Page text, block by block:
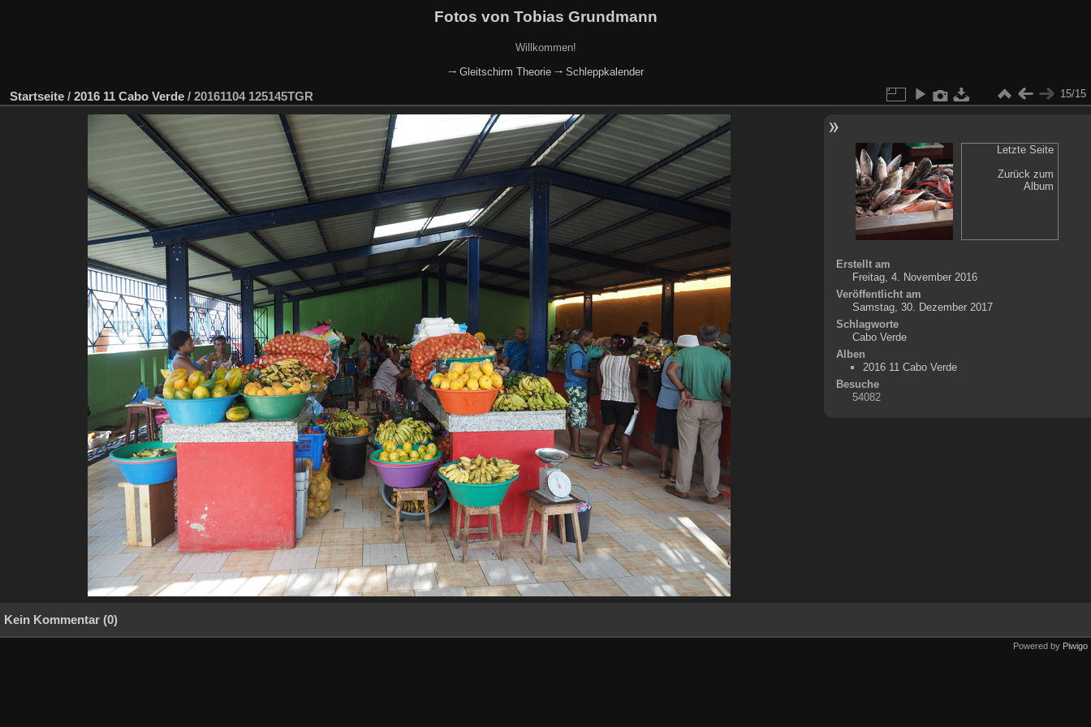
Fotos von Tobias Grundmann
Willkommen!
🠂 Gleitschirm Theorie 🠂 Schleppkalender
Startseite / 2016 11 Cabo Verde / 20161104 125145TGR 15/15
Letzte Seite
Zurück zum
Album
Erstellt am
Freitag, 4. November 2016
Veröffentlicht am
Samstag, 30. Dezember 2017
Schlagworte
Cabo Verde
Alben
2016 11 Cabo Verde
Besuche
54082
Kein Kommentar (0)
Powered by Piwigo